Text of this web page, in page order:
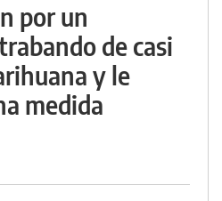
por un
de casi
y le
medida